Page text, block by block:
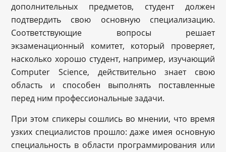
дополнительных предметов, студент должен
подтвердить свою основную специализацию.
Соответствующие вопросы решает
экзаменационный комитет, который проверяет,
насколько хорошо студент, например, изучающий
Computer Science, действительно знает свою
область и способен выполнять поставленные
перед ним профессиональные задачи.
При этом спикеры сошлись во мнении, что время
узких специалистов прошло: даже имея основную
специальность в области программирования или